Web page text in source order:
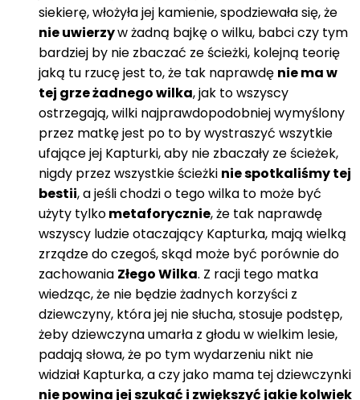
siekierę, włożyła jej kamienie, spodziewała się, że
nie uwierzyw żadną bajkę o wilku, babci czy tym
bardziej by nie zbaczać ze ścieżki, kolejną teorię
jaką tu rzucę jest to, że tak naprawdę nie ma w
tej grze żadnego wilka, jak to wszyscy
ostrzegają, wilki najprawdopodobniej wymyślony
przez matkę jest po to by wystraszyć wszytkie
ufające jej Kapturki, aby nie zbaczały ze ścieżek,
nigdy przez wszystkie ścieżki nie spotkaliśmy tej
bestii, a jeśli chodzi o tego wilka to może być
użyty tylkometaforycznie, że tak naprawdę
wszyscy ludzie otaczający Kapturka, mają wielką
zrządze do czegoś, skąd może być porównie do
zachowania Złego Wilka. Z racji tego matka
wiedząc, że nie będzie żadnych korzyści z
dziewczyny, która jej nie słucha, stosuje podstęp,
żeby dziewczyna umarła z głodu w wielkim lesie,
padają słowa, że po tym wydarzeniu nikt nie
widział Kapturka, a czy jako mama tej dziewczynki
nie powina jej szukać i zwiększyć jakie kolwiek